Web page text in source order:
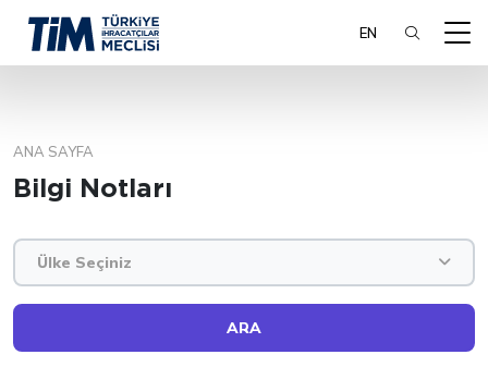
EN
ANA SAYFA
Bilgi Notları
Ülke Seçiniz
ARA